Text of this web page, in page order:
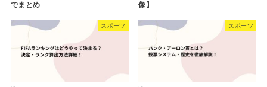
でまとめ
像】
スポーツ スポーツ